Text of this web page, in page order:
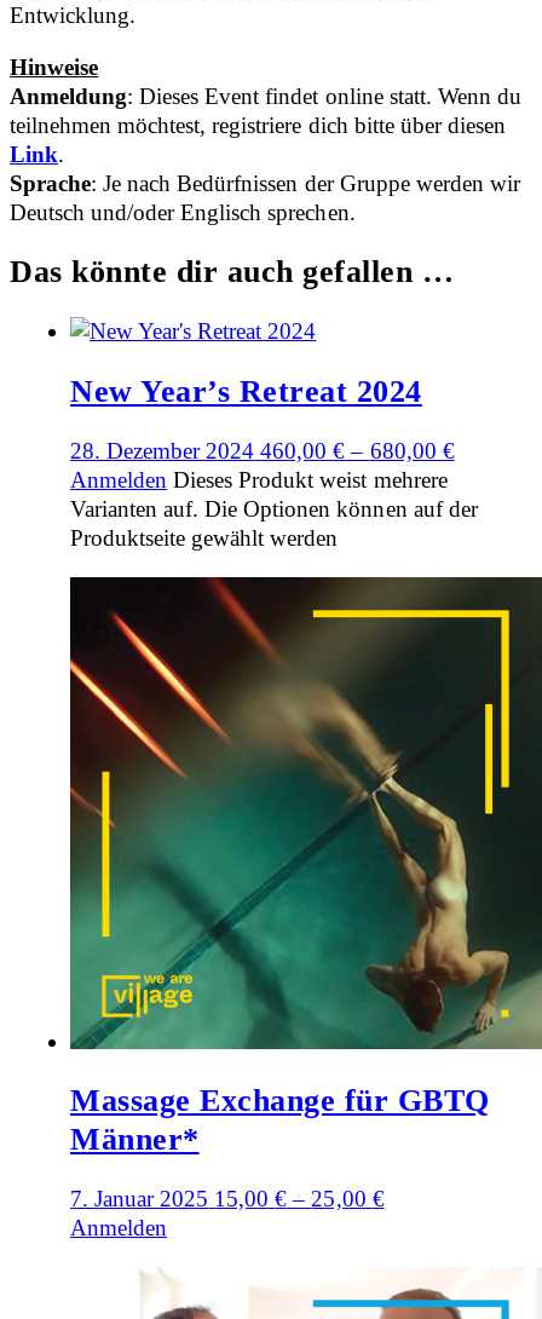
Entwicklung.
Hinweise
Anmeldung: Dieses Event findet online statt. Wenn du
teilnehmen möchtest, registriere dich bitte über diesen
Link.
Sprache:Je nach Bedürfnissen der Gruppe werden wir
Deutsch und/oder Englisch sprechen.
Das könnte dir auch gefallen …
New Year’s Retreat 2024
28. Dezember 2024 460,00€– 680,00 €
Anmelden Dieses Produkt weist mehrere
Varianten auf. Die Optionen können auf der
Produktseite gewählt werden
Massage Exchange für GBTQ
Männer*
7. Januar 2025 15,00€–25,00 €
Anmelden